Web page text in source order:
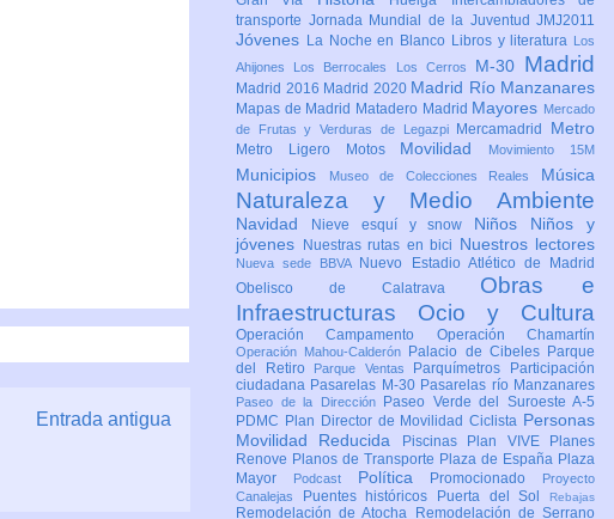
Entrada antigua
transporte Jornada Mundial de la Juventud JMJ2011
Jóvenes La Noche en Blanco Libros y literatura
Los
Ahijones
Los Berrocales Los Cerros M-30 Madrid
Madrid 2016 Madrid 2020 Madrid Río Manzanares
Mapas de Madrid Matadero Madrid Mayores Mercado
de Frutas y Verduras de Legazpi
Mercamadrid Metro
Metro Ligero Motos Movilidad Movimiento 15M
Municipios Museo de Colecciones Reales Música
Naturaleza y Medio Ambiente
Navidad Nieve esquí y snow Niños Niños y
jóvenes
Nuestras rutas en bici Nuestros lectores
Nueva sede BBVA
Nuevo Estadio Atlético de Madrid
Obelisco de Calatrava Obras e
Infraestructuras Ocio y Cultura
Operación Campamento Operación Chamartín
Operación Mahou-Calderón Palacio de Cibeles Parque
del Retiro
Parque Ventas Parquímetros
Participación
ciudadana Pasarelas M-30 Pasarelas río Manzanares
Paseo de la Dirección
Paseo Verde del Suroeste A-5
PDMC Plan Director de Movilidad Ciclista Personas
Movilidad Reducida
Piscinas Plan VIVE
Planes
Renove Planos de Transporte Plaza de España Plaza
Mayor
Podcast Política Promocionado
Proyecto
Canalejas
Puentes históricos Puerta del Sol Rebajas
Remodelación de Atocha
Remodelación de Serrano